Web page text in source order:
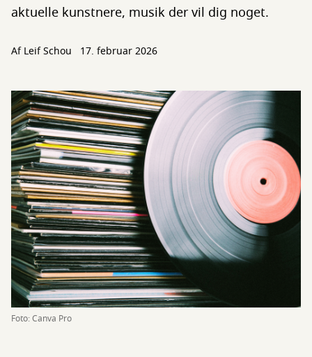
aktuelle kunstnere, musik der vil dig noget.
AfLeif Schou 17. februar 2026
Foto: Canva Pro